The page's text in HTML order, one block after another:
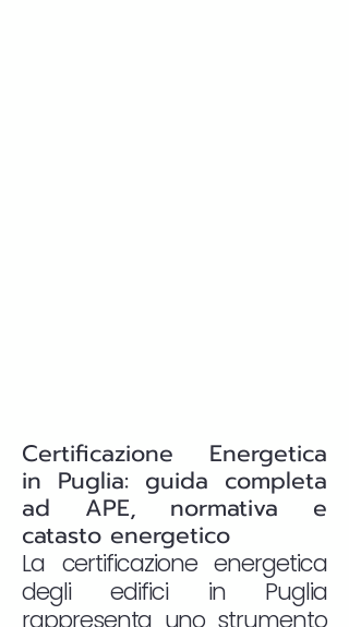
Certificazione Energetica
in Puglia: guida completa
ad APE, normativa e
catasto energetico
La certificazione energetica
degli edifici in Puglia
rappresenta uno strumento